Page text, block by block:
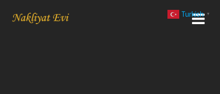
Turkish ▼